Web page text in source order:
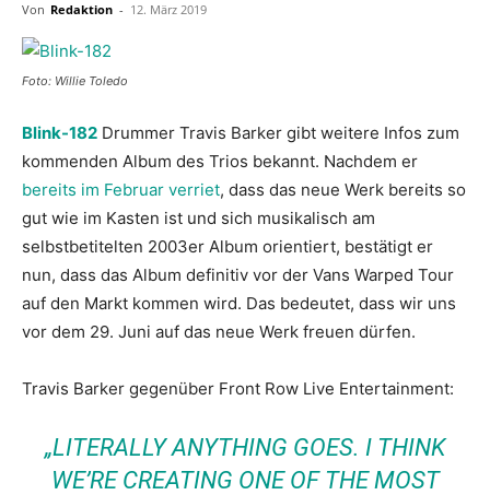
Von Redaktion - 12. März 2019
Foto: Willie Toledo
Blink-182 Drummer Travis Barker gibt weitere Infos zum
kommenden Album des Trios bekannt. Nachdem er
bereits im Februar verriet, dass das neue Werk bereits so
gut wie im Kasten ist und sich musikalisch am
selbstbetitelten 2003er Album orientiert, bestätigt er
nun, dass das Album definitiv vor der Vans Warped Tour
auf den Markt kommen wird. Das bedeutet, dass wir uns
vor dem 29. Juni auf das neue Werk freuen dürfen.
Travis Barker gegenüber Front Row Live Entertainment:
„LITERALLY ANYTHING GOES. I THINK
WE’RE CREATING ONE OF THE MOST